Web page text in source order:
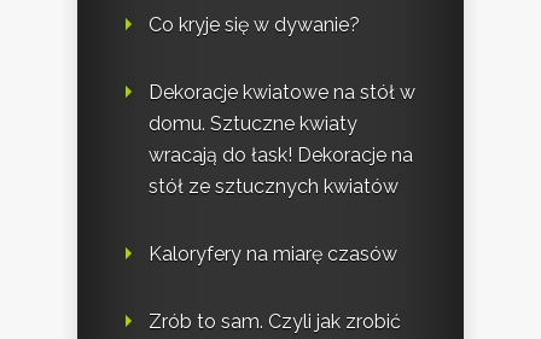
Co kryje się w dywanie?
Dekoracje kwiatowe na stół w
domu. Sztuczne kwiaty
wracają do łask! Dekoracje na
stół ze sztucznych kwiatów
Kaloryfery na miarę czasów
Zrób to sam. Czyli jak zrobić